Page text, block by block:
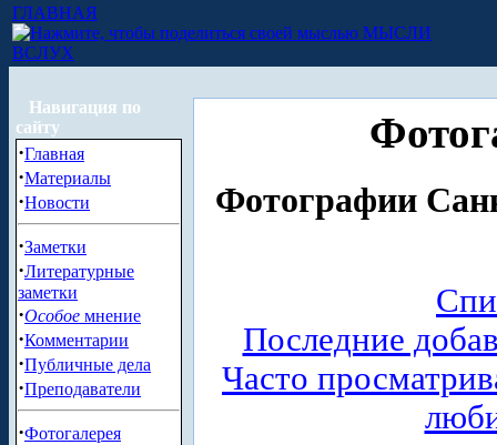
ГЛАВНАЯ
МЫСЛИ
ВСЛУХ
Навигация по
сайту
·Главная
·Материалы
·Новости
·Заметки
·Литературные
заметки
·Особое мнение
·Комментарии
·Публичные дела
·Преподаватели
·Фотогалерея
Фотографии
Последние
Часто